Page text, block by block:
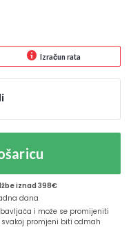
Izračun rata
iznad 398€
dana
i može se promijeniti
promjeni biti odmah